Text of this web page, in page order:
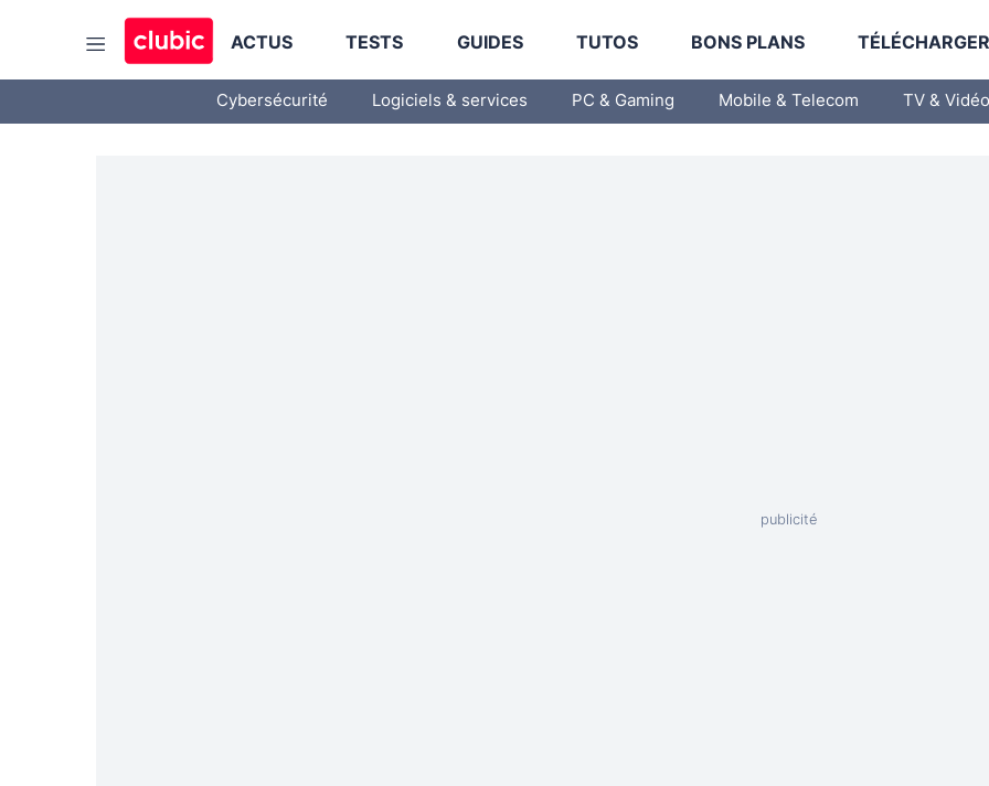
ACTUS TESTS GUIDES TUTOS BONS PLANS
Cybersécurité Logiciels & services PC & Gaming Mobile & Telecom TV & Vidéo